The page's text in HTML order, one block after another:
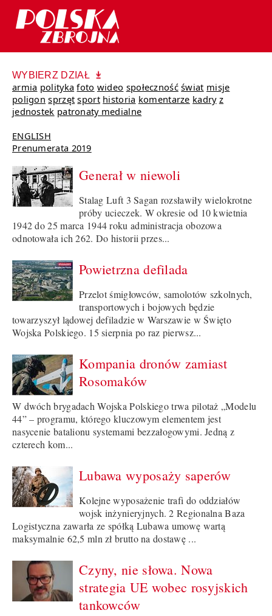
WYBIERZ DZIAŁ
armia polityka foto wideo społeczność świat misje
poligon sprzęt sport historia komentarze kadry z
jednostek patronaty medialne
ENGLISH
Prenumerata 2019
Generał w niewoli
Stalag Luft 3 Sagan rozsławiły wielokrotne
próby ucieczek. W okresie od 10 kwietnia
1942 do 25 marca 1944 roku administracja obozowa
odnotowała ich 262. Do historii przes...
Powietrzna defilada
Przelot śmigłowców, samolotów szkolnych,
transportowych i bojowych będzie
towarzyszył lądowej defiladzie w Warszawie w Święto
Wojska Polskiego. 15 sierpnia po raz pierwsz...
Kompania dronów zamiast
Rosomaków
W dwóch brygadach Wojska Polskiego trwa pilotaż „Modelu
44” – programu, którego kluczowym elementem jest
nasycenie batalionu systemami bezzałogowymi. Jedną z
czterech kom...
Lubawa wyposaży saperów
Kolejne wyposażenie trafi do oddziałów
wojsk inżynieryjnych. 2 Regionalna Baza
Logistyczna zawarła ze spółką Lubawa umowę wartą
maksymalnie 62,5 mln zł brutto na dostawę ...
Czyny, nie słowa. Nowa
strategia UE wobec rosyjskich
tankowców